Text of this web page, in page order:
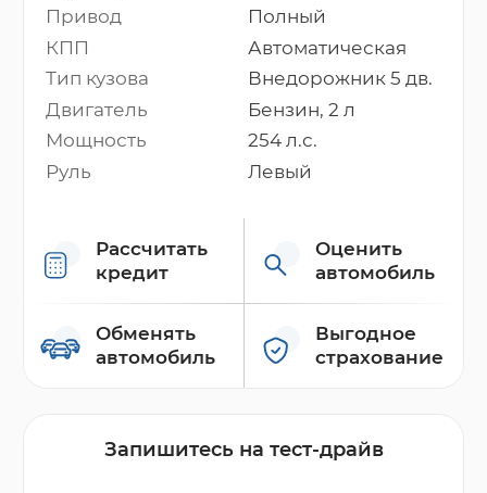
Привод
Полный
КПП
Автоматическая
Тип кузова
Внедорожник 5 дв.
Двигатель
Бензин, 2 л
Мощность
254 л.с.
Руль
Левый
Рассчитать
кредит
Оценить
автомобиль
Обменять
автомобиль
Выгодное
страхование
Запишитесь на тест-драйв